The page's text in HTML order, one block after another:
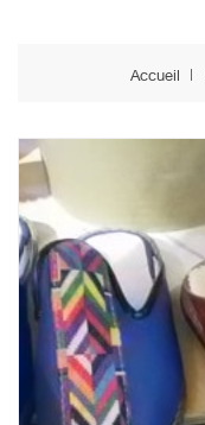
Accueil